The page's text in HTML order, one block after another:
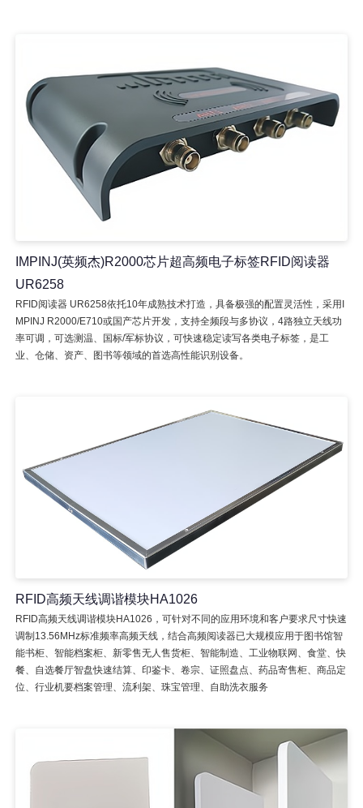
IMPINJ(英频杰)R2000芯片超高频电子标签RFID阅读器
UR6258
RFID阅读器 UR6258依托10年成熟技术打造，具备极强的配置灵活性，采用I
MPINJ R2000/E710或国产芯片开发，支持全频段与多协议，4路独立天线功
率可调，可选测温、国标/军标协议，可快速稳定读写各类电子标签，是工
业、仓储、资产、图书等领域的首选高性能识别设备。
RFID高频天线调谐模块HA1026
RFID高频天线调谐模块HA1026，可针对不同的应用环境和客户要求尺寸快速
调制13.56MHz标准频率高频天线，结合高频阅读器已大规模应用于图书馆智
能书柜、智能档案柜、新零售无人售货柜、智能制造、工业物联网、食堂、快
餐、自选餐厅智盘快速结算、印鉴卡、卷宗、证照盘点、药品寄售柜、商品定
位、行业机要档案管理、流利架、珠宝管理、自助洗衣服务